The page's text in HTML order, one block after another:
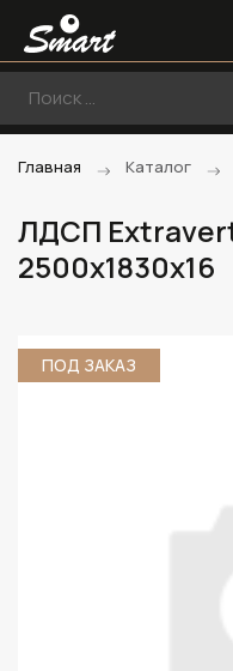
Главная Каталог
ЛДСП
2500х1830х16
ПОД ЗАКАЗ